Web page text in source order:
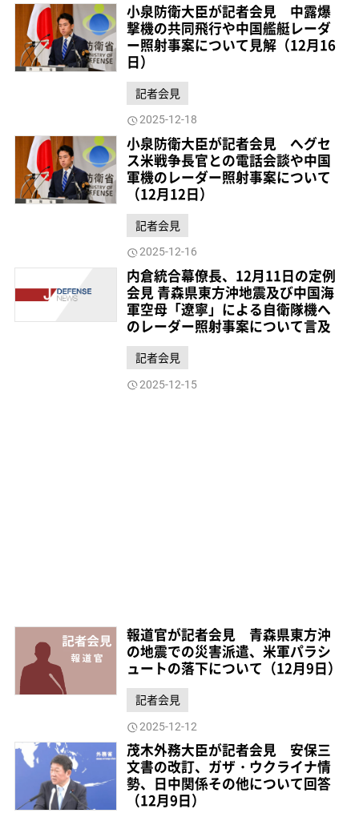
小泉防衛大臣が記者会見 中露爆
撃機の共同飛行や中国艦艇レーダ
ー照射事案について見解（12月16
日）
記者会見
2025-12-18
小泉防衛大臣が記者会見 へグセ
ス米戦争長官との電話会談や中国
軍機のレーダー照射事案について
（12月12日）
記者会見
2025-12-16
内倉統合幕僚長、12月11日の定例
会見 青森県東方沖地震及び中国海
軍空母「遼寧」による自衛隊機へ
のレーダー照射事案について言及
記者会見
2025-12-15
報道官が記者会見 青森県東方沖
の地震での災害派遣、米軍パラシ
ュートの落下について（12月9日）
記者会見
2025-12-12
茂木外務大臣が記者会見 安保三
文書の改訂、ガザ・ウクライナ情
勢、日中関係その他について回答
（12月9日）